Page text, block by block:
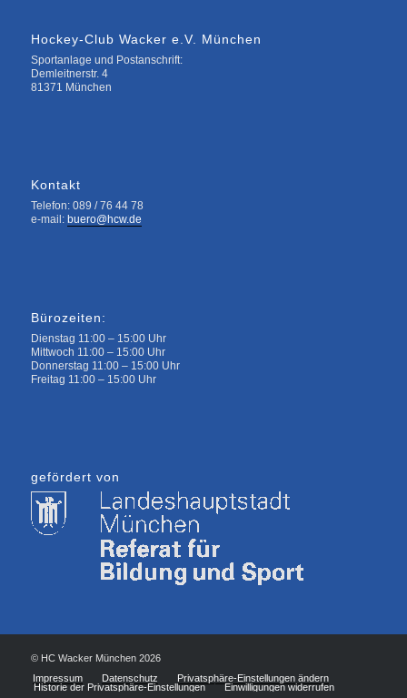
Hockey-Club Wacker e.V. München
Sportanlage und Postanschrift:
Demleitnerstr. 4
81371 München
Kontakt
Telefon: 089 / 76 44 78
e-mail: buero@hcw.de
Bürozeiten:
Dienstag 11:00 – 15:00 Uhr
Mittwoch 11:00 – 15:00 Uhr
Donnerstag 11:00 – 15:00 Uhr
Freitag 11:00 – 15:00 Uhr
gefördert von
© HC Wacker München 2026
Impressum
Datenschutz
Privatsphäre-Einstellungen ändern
Historie der Privatsphäre-Einstellungen
Einwilligungen widerrufen